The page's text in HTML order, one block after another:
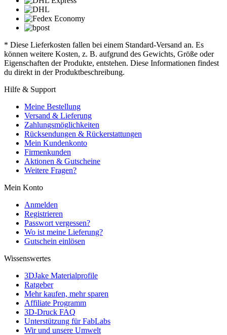
* Diese Lieferkosten fallen bei einem Standard-Versand an. Es
können weitere Kosten, z. B. aufgrund des Gewichts, Größe oder
Eigenschaften der Produkte, entstehen. Diese Informationen findest
du direkt in der Produktbeschreibung.
Hilfe & Support
Meine Bestellung
Versand & Lieferung
Zahlungsmöglichkeiten
Rücksendungen & Rückerstattungen
Mein Kundenkonto
Firmenkunden
Aktionen & Gutscheine
Weitere Fragen?
Mein Konto
Anmelden
Registrieren
Passwort vergessen?
Wo ist meine Lieferung?
Gutschein einlösen
Wissenswertes
3DJake Materialprofile
Ratgeber
Mehr kaufen, mehr sparen
Affiliate Programm
3D-Druck FAQ
Unterstützung für FabLabs
Wir und unsere Umwelt